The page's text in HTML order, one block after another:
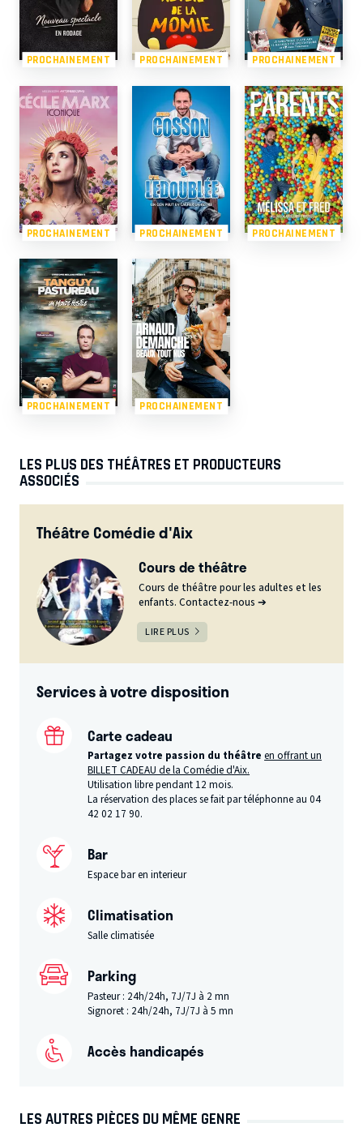
PROCHAINEMENT PROCHAINEMENT PROCHAINEMENT
PROCHAINEMENT PROCHAINEMENT PROCHAINEMENT
PROCHAINEMENT PROCHAINEMENT
LES PLUS DES THÉÂTRES ET PRODUCTEURS
ASSOCIÉS
Théâtre Comédie d'Aix
Cours de théâtre
Cours de théâtre pour les adultes et les
enfants. Contactez-nous ➔
LIRE PLUS
Services à votre disposition
Carte cadeau
Partagez votre passion du théâtre en offrant un
BILLET CADEAU de la Comédie d'Aix.
Utilisation libre pendant 12 mois.
La réservation des places se fait par téléphonne au 04
42 02 17 90.
Bar
Espace bar en interieur
Climatisation
Salle climatisée
Parking
Pasteur : 24h/24h, 7J/7J à 2 mn
Signoret : 24h/24h, 7J/7J à 5 mn
Accès handicapés
LES AUTRES PIÈCES DU MÊME GENRE